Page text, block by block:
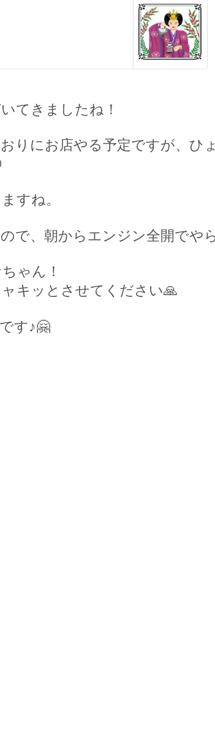
てきましたね！
りにお店やる予定ですが、ひ
すね。
で、朝からエンジン全開でや
ゃん！
キッとさせてください🙏
す♪🤗